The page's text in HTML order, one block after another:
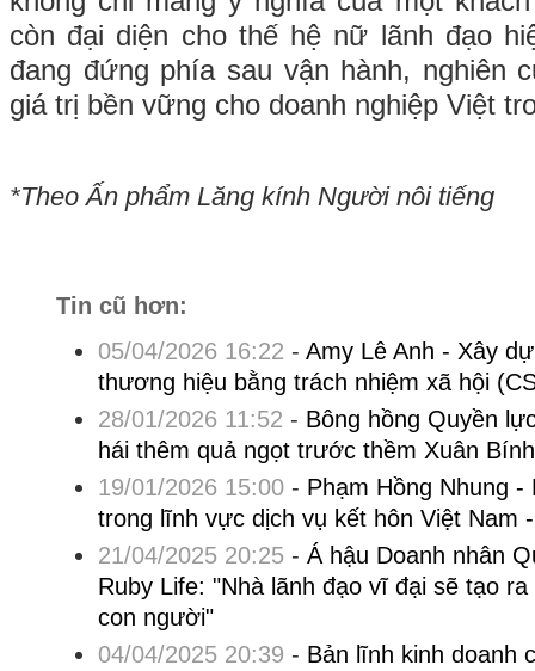
còn đại diện cho thế hệ nữ lãnh đạo
đang đứng phía sau vận hành, nghiên
giá trị bền vững cho doanh nghiệp Việt
*Theo Ấn phẩm Lăng kính Người nôi tiếng
Tin cũ hơn:
05/04/2026 16:22 - Amy Lê Anh - Xây
thương hiệu bằng trách nhiệm xã hội
28/01/2026 11:52 - Bông hồng Quyền
hái thêm quả ngọt trước thềm Xuân
19/01/2026 15:00- Phạm Hồng Nhung
trong lĩnh vực dịch vụ kết hôn Việt Nam
21/04/2025 20:25- Á hậu Doanh nhân
Ruby Life: "Nhà lãnh đạo vĩ đại sẽ tạo
con người"
04/04/2025 20:39 - Bản lĩnh kinh doanh